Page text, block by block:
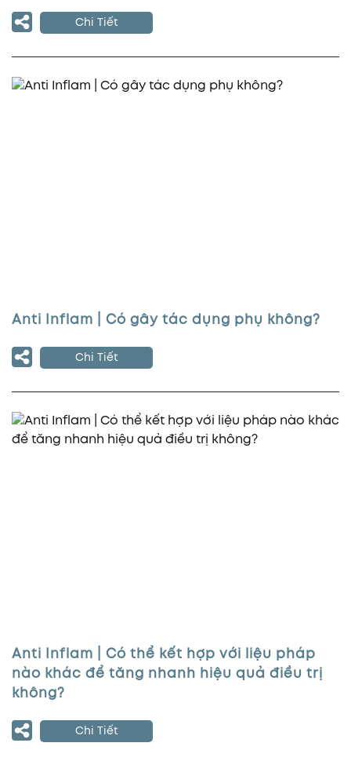
Chi Tiết
Anti Inflam | Có gây tác dụng phụ không?
Chi Tiết
Anti Inflam | Có thể kết hợp với liệu pháp
nào khác để tăng nhanh hiệu quả điều trị
không?
Chi Tiết